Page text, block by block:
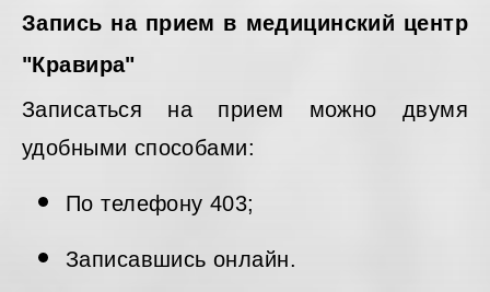
Запись на прием в медицинский центр
"Кравира"
Записаться на прием можно двумя
удобными способами:
По телефону 403;
Записавшись онлайн.